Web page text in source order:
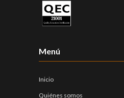
Menú
Inicio
Quiénes somos